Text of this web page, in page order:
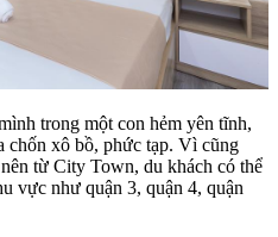
trong một con hẻm yên tĩnh,
chốn xô bồ, phức tạp. Vì cũng
từ City Town, du khách có thể
vực như quận 3, quận 4, quận